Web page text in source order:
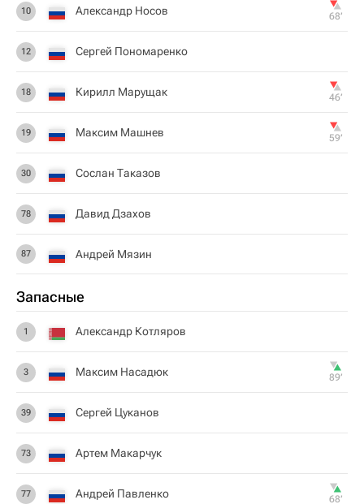
10 Александр Носов 68‎’‎
12 Сергей Пономаренко
18 Кирилл Марущак 46‎’‎
19 Максим Машнев 59‎’‎
30 Сослан Таказов
78 Давид Дзахов
87 Андрей Мязин
Запасные
1 Александр Котляров
3 Максим Насадюк 89‎’‎
39 Сергей Цуканов
73 Артем Макарчук
77 Андрей Павленко 68‎’‎